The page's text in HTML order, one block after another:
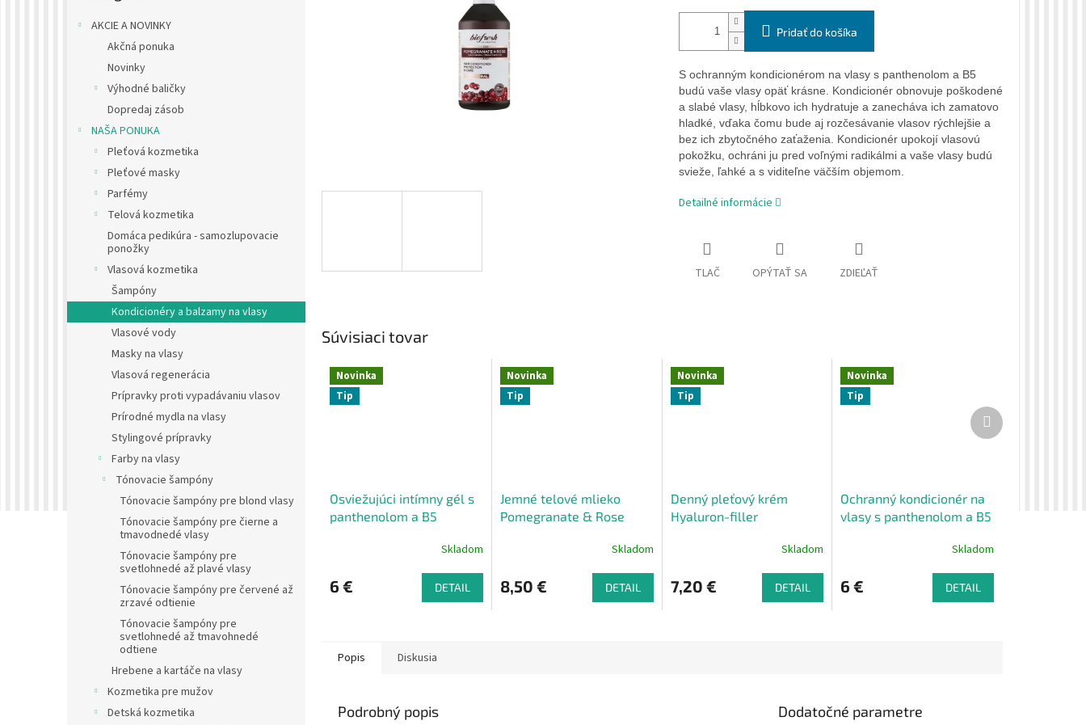
AKCIE A NOVINKY
Akčná ponuka
Novinky
Výhodné baličky
Dopredaj zásob
NAŠA PONUKA
Pleťová kozmetika
Pleťové masky
Parfémy
Telová kozmetika
Domáca pedikúra - samozlupovacie
ponožky
Vlasová kozmetika
Šampóny
Kondicionéry a balzamy na vlasy
Vlasové vody
Masky na vlasy
Vlasová regenerácia
Prípravky proti vypadávaniu vlasov
Prírodné mydla na vlasy
Stylingové prípravky
Farby na vlasy
Tónovacie šampóny
Tónovacie šampóny pre blond vlasy
Tónovacie šampóny pre čierne a
tmavodnedé vlasy
Tónovacie šampóny pre
svetlohnedé až plavé vlasy
Tónovacie šampóny pre červené až
zrzavé odtienie
Tónovacie šampóny pre
svetlohnedé až tmavohnedé
odtiene
Hrebene a kartáče na vlasy
Kozmetika pre mužov
Detská kozmetika
Pridať do košíka
S ochranným kondicionérom na vlasy s panthenolom a B5
budú vaše vlasy opäť krásne. Kondicionér obnovuje poškodené
a slabé vlasy, hĺbkovo ich hydratuje a zanecháva ich zamatovo
hladké, vďaka čomu bude aj rozčesávanie vlasov rýchlejšie a
bez ich zbytočného zaťaženia. Kondicionér upokojí vlasovú
pokožku, ochráni ju pred voľnými radikálmi a vaše vlasy budú
svieže, ľahké a s viditeľne väčším objemom.
Detailné informácie
TLAČ OPÝTAŤ SA ZDIEĽAŤ
Súvisiaci tovar
Novinka
Tip
Osviežujúci intímny gél s
panthenolom a B5
Skladom
6 € DETAIL
Novinka
Tip
Jemné telové mlieko
Pomegranate & Rose
Skladom
8,50 € DETAIL
Novinka
Tip
Denný pleťový krém
Hyaluron-filler
Skladom
7,20 € DETAIL
Novinka
Tip
Ochranný kondicionér na
vlasy s panthenolom a B5
Skladom
6 € DETAIL
Ďalší
produkt
Popis Diskusia
Podrobný popis Dodatočné parametre